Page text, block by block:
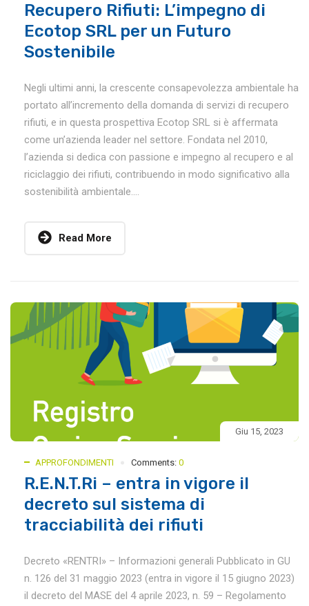
Recupero Rifiuti: L’impegno di
Ecotop SRL per un Futuro
Sostenibile
Negli ultimi anni, la crescente consapevolezza ambientale ha
portato all’incremento della domanda di servizi di recupero
rifiuti, e in questa prospettiva Ecotop SRL si è affermata
come un’azienda leader nel settore. Fondata nel 2010,
l’azienda si dedica con passione e impegno al recupero e al
riciclaggio dei rifiuti, contribuendo in modo significativo alla
sostenibilità ambientale....
Read More
Giu 15, 2023
APPROFONDIMENTI Comments: 0
R.E.N.T.Ri – entra in vigore il
decreto sul sistema di
tracciabilità dei rifiuti
Decreto «RENTRI» – Informazioni generali Pubblicato in GU
n. 126 del 31 maggio 2023 (entra in vigore il 15 giugno 2023)
il decreto del MASE del 4 aprile 2023, n. 59 – Regolamento